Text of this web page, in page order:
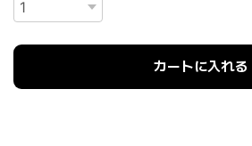
カートに入れる